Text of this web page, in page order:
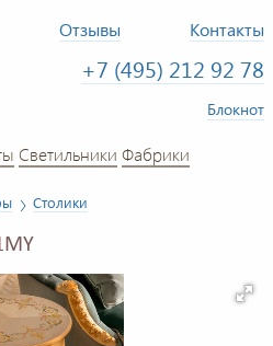
Отзывы Контакты
+7 (495) 212 92 78
Блокнот
Светильники Фабрики
Столики